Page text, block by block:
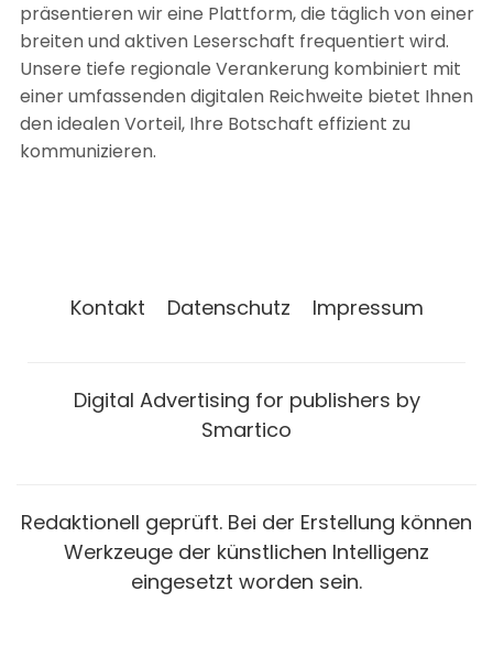
präsentieren wir eine Plattform, die täglich von einer
breiten und aktiven Leserschaft frequentiert wird.
Unsere tiefe regionale Verankerung kombiniert mit
einer umfassenden digitalen Reichweite bietet Ihnen
den idealen Vorteil, Ihre Botschaft effizient zu
kommunizieren.
Kontakt Datenschutz Impressum
Digital Advertising for publishers by
Smartico
Redaktionell geprüft. Bei der Erstellung können
Werkzeuge der künstlichen Intelligenz
eingesetzt worden sein.